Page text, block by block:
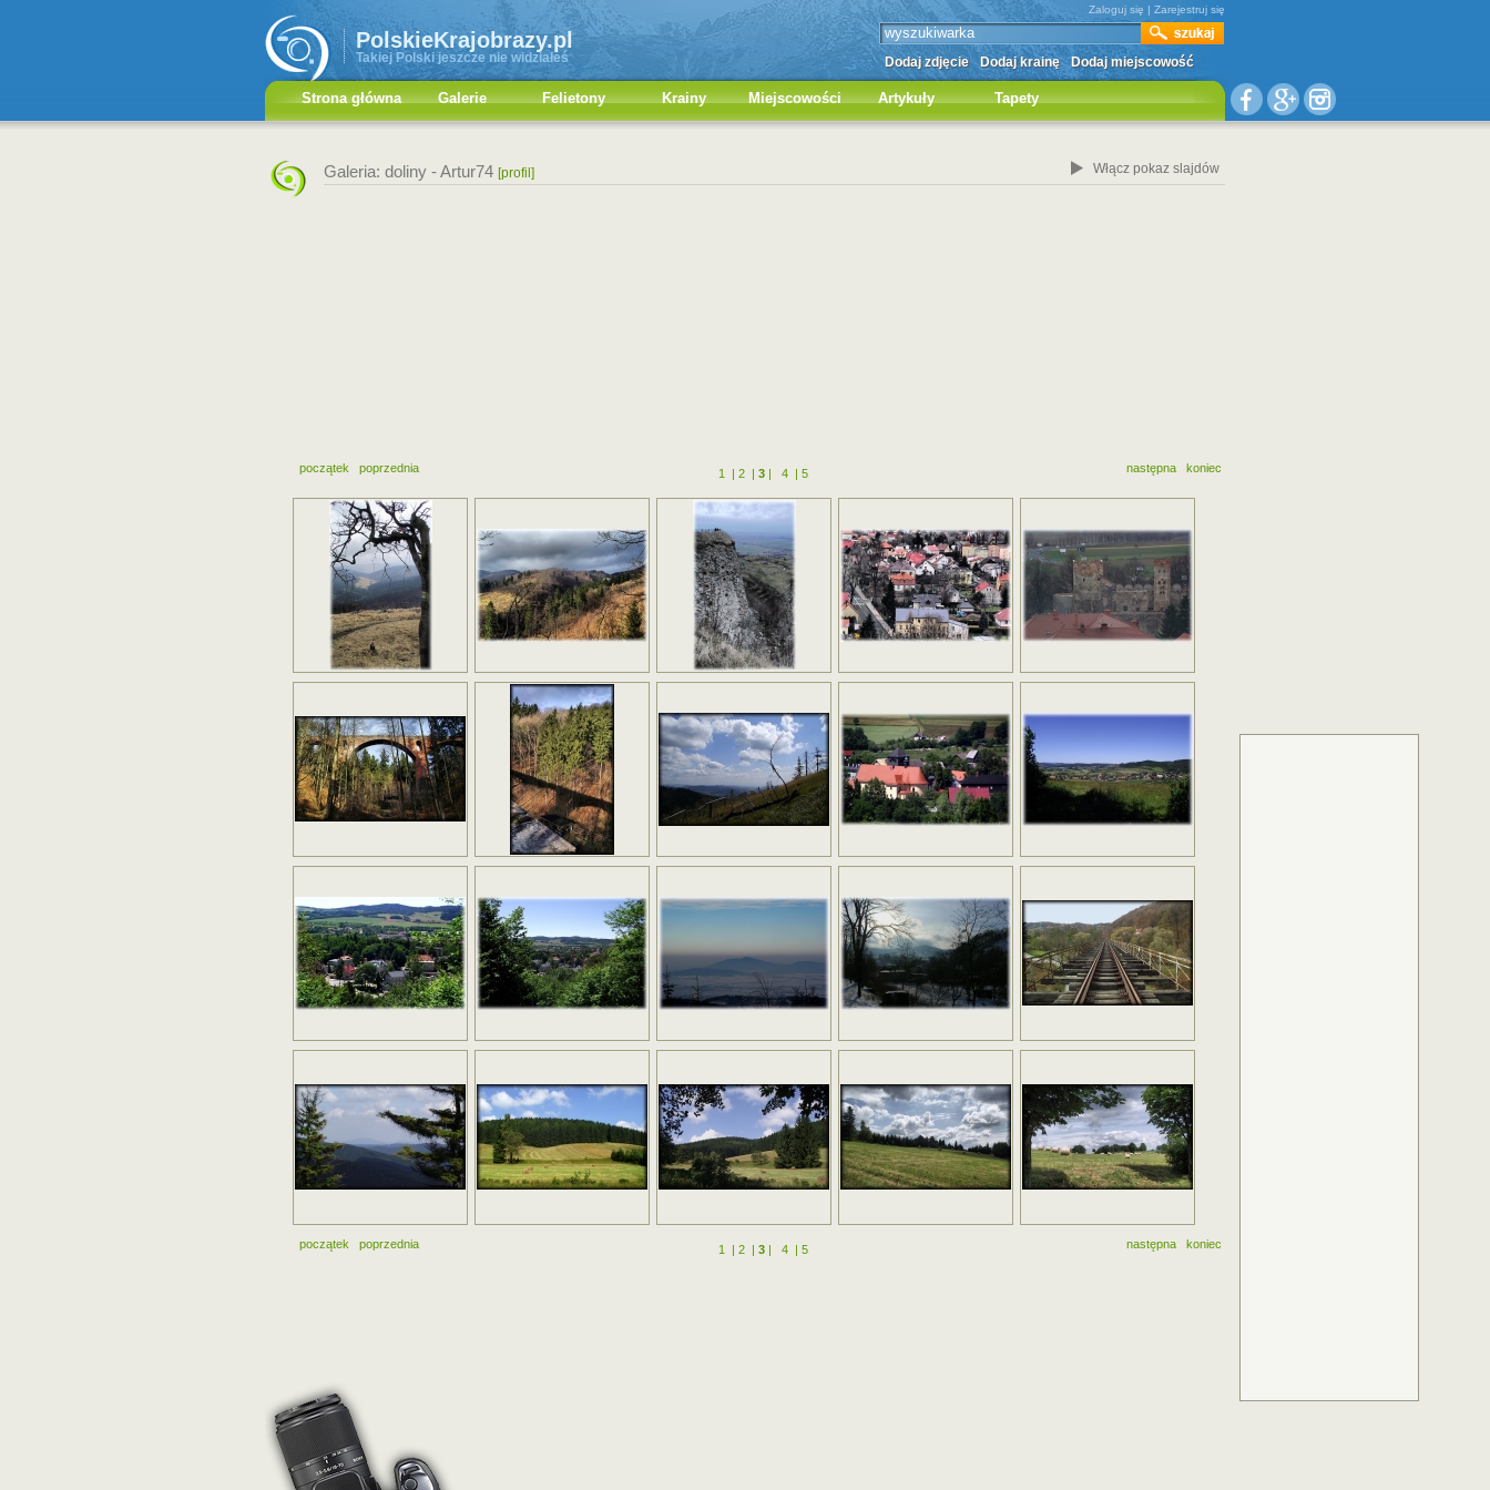
PolskieKrajobrazy.pl
Takiej Polski jeszcze nie widziałeś
Zaloguj się | Zarejestruj się
Dodaj zdjęcie Dodaj krainę Dodaj miejscowość
Strona główna Galerie Felietony Krainy Miejscowości Artykuły Tapety
Galeria: doliny -Artur74 [profil] Włącz pokaz slajdów
następna koniec
początek poprzednia 1 | 2 | 3| 4 | 5
następna koniec
początek poprzednia 1 | 2 | 3| 4 | 5